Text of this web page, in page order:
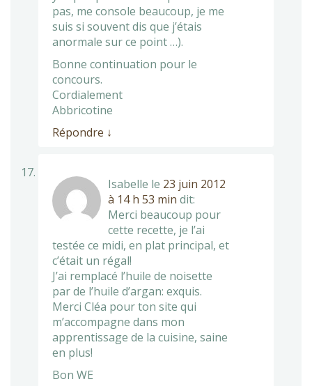
pas, me console beaucoup, je me
suis si souvent dis que j’étais
anormale sur ce point …).
Bonne continuation pour le
concours.
Cordialement
Abbricotine
Répondre ↓
Isabelle le 23 juin 2012
à 14 h 53 min dit:
Merci beaucoup pour
cette recette, je l’ai
testée ce midi, en plat principal, et
c’était un régal!
J’ai remplacé l’huile de noisette
par de l’huile d’argan: exquis.
Merci Cléa pour ton site qui
m’accompagne dans mon
apprentissage de la cuisine, saine
en plus!
Bon WE